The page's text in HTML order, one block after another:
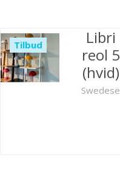
Tilbud
Libri
reol 5
(hvid)
Swedese